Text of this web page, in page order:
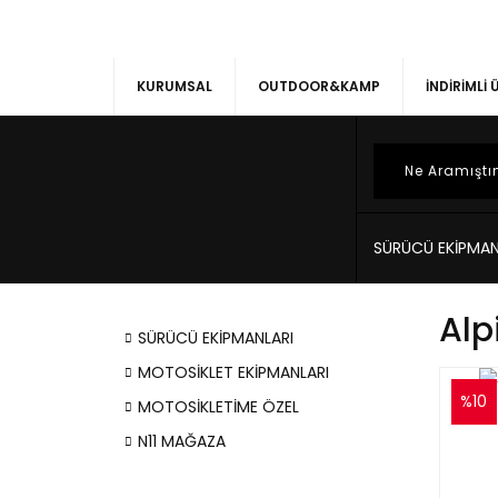
KURUMSAL OUTDOOR&KAMP İNDİRİMLİ
SÜRÜCÜ
SÜRÜCÜ EKİPMANLARI
MOTOSİKLET EKİPMANLARI
MOTOSİKLETİME ÖZEL
N11 MAĞAZA
%10